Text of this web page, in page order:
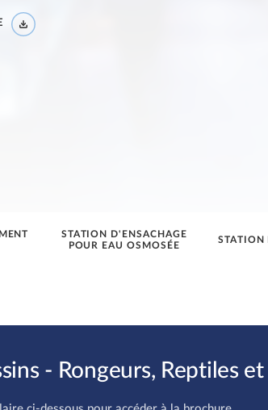
STATION D'ENSACHAGE
POUR EAU OSMOSÉE
STATION
- Rongeurs, Reptiles